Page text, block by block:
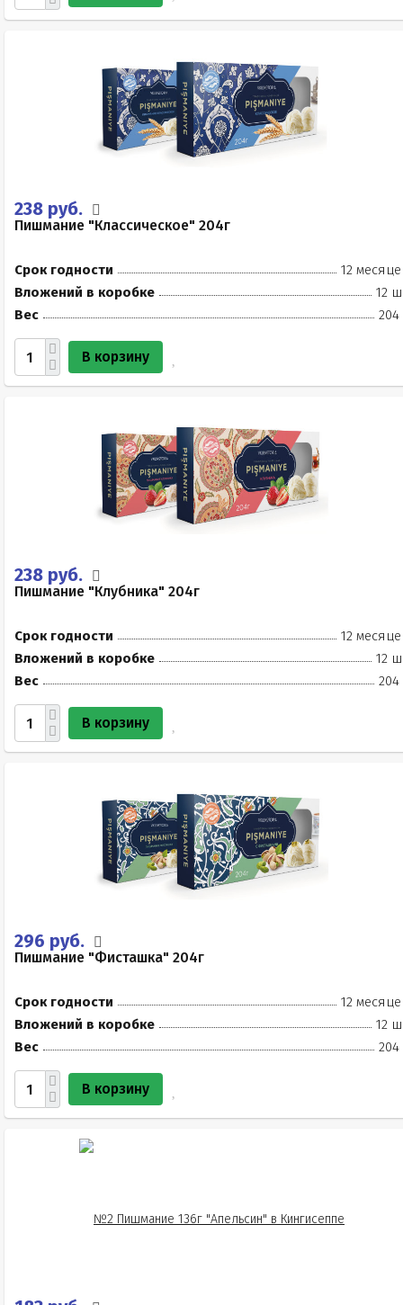
238 руб.
Пишмание "Классическое" 204г
Срок годности
12
Вложений в коробке
12
Вес
204
В корзину
238 руб.
Пишмание "Клубника" 204г
Срок годности
12
Вложений в коробке
12
Вес
204
В корзину
296 руб.
Пишмание "Фисташка" 204г
Срок годности
12
Вложений в коробке
12
Вес
204
В корзину